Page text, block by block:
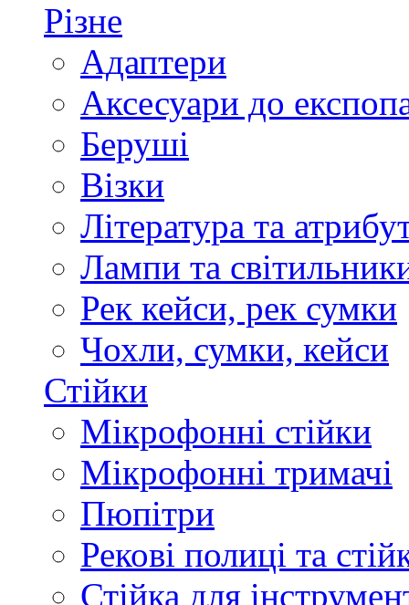
Різне
Адаптери
Аксесуари до
Беруші
Візки
Література та
Лампи та
Рек кейси, рек сумки
Чохли, сумки, кейси
Стійки
Мікрофонні стійки
Мікрофонні тримачі
Пюпітри
Рекові полиці та
Стійка для